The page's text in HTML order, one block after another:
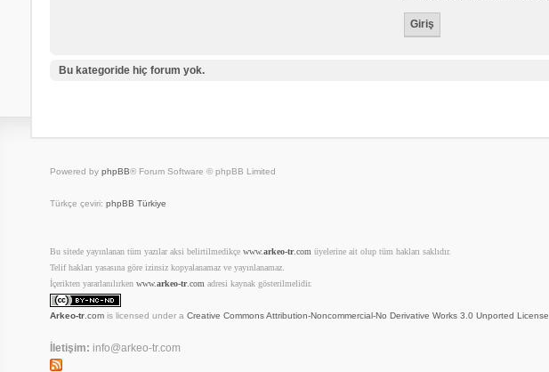
Bu kategoride hiç forum yok.
Powered by phpBB® Forum Software © phpBB Limited
Türkçe çeviri: phpBB Türkiye
Bu sitede yayınlanan tüm yazılar aksi belirtilmedikçe www.arkeo-tr.com üyelerine ait olup tüm hakları saklıdır.
Telif hakları yasasına göre izinsiz kopyalanamaz ve yayınlanamaz.
İçerikten yararlanılırken www.arkeo-tr.com adresi kaynak gösterilmelidir.
Arkeo-tr.comis licensed under a Creative Commons Attribution-Noncommercial-No Derivative Works 3.0 Unported License
İletişim: info@arkeo-tr.com